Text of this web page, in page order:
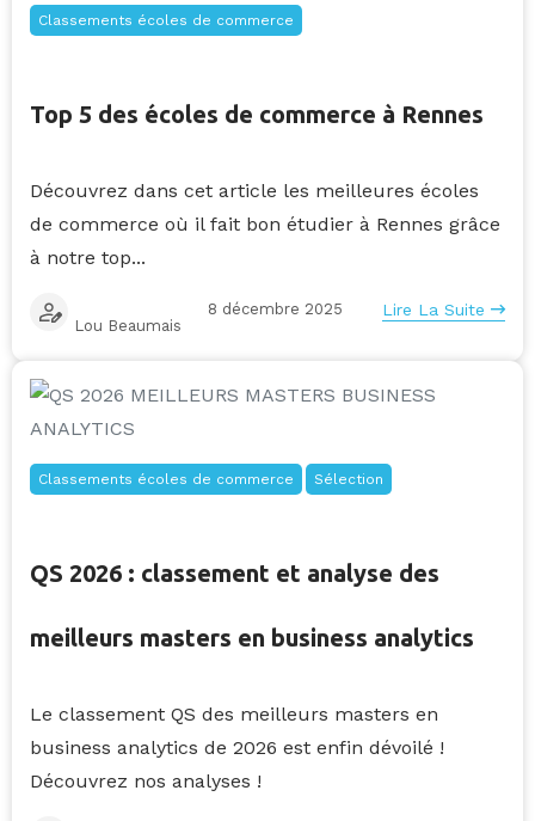
Classements écoles de commerce
Top 5 des écoles de commerce à Rennes
Découvrez dans cet article les meilleures écoles
de commerce où il fait bon étudier à Rennes grâce
à notre top...
Lou Beaumais
8 décembre 2025 Lire La Suite
Classements écoles de commerce Sélection
QS 2026 : classement et analyse des
meilleurs masters en business analytics
Le classement QS des meilleurs masters en
business analytics de 2026 est enfin dévoilé !
Découvrez nos analyses !